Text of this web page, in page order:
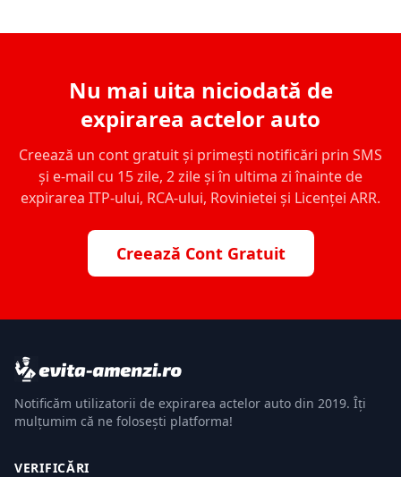
Nu mai uita niciodată de
expirarea actelor auto
Creează un cont gratuit și primești notificări prin SMS
și e-mail cu 15 zile, 2 zile și în ultima zi înainte de
expirarea ITP-ului, RCA-ului, Rovinietei și Licenței ARR.
Creează Cont Gratuit
Notificăm utilizatorii de expirarea actelor auto din 2019. Îți
mulțumim că ne folosești platforma!
VERIFICĂRI